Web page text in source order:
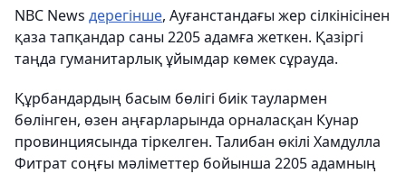
NBC News дерегінше, Ауғанстандағы жер сілкінісінен
қаза тапқандар саны 2205 адамға жеткен. Қазіргі
таңда гуманитарлық ұйымдар көмек сұрауда.
Құрбандардың басым бөлігі биік таулармен
бөлінген, өзен аңғарларында орналасқан Кунар
провинциясында тіркелген. Талибан өкілі Хамдулла
Фитрат соңғы мәліметтер бойынша 2205 адамның